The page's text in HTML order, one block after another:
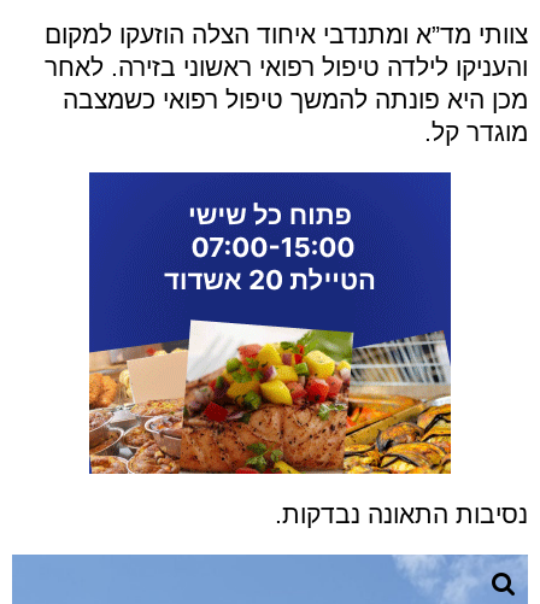
צוותי מד”א ומתנדבי איחוד הצלה הוזעקו למקום
והעניקו לילדה טיפול רפואי ראשוני בזירה. לאחר
מכן היא פונתה להמשך טיפול רפואי כשמצבה
מוגדר קל.
נסיבות התאונה נבדקות.